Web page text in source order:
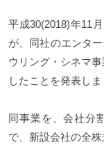
平成30(2018)年11
が、同社のエンタ
ウリング・シネマ
したことを発表しま
同事業を、会社分
で、新設会社の全